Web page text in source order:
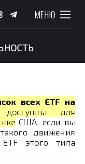
МЕНЮ
Telegram
opens
всех ETF на
для
США. если вы
движения
этого типа